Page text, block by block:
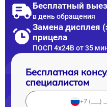
Бесплатный
в день обращения
Замена дисплея
прицела
ПОСП 4x24B от 35
Бесплатная
специалистом